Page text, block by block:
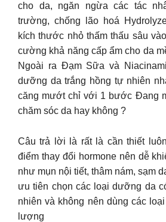
cho da, ngăn ngừa các tác
trường, chống lão hoá
kích thước nhỏ thấm thấu sâu
cường khả năng cấp ẩm cho da
Ngoài ra Đạm Sữa và
dưỡng da trắng hồng tự nhiên
căng mướt chỉ với 1 bước Đang
chăm sóc da hay không ?
Câu trả lời là rất là cần thiết
điểm thay đổi hormone nên dễ
như mụn nội tiết, thâm nám, sạm
ưu tiên chọn các loại dưỡng da
nhiên và không nên dùng các
lượng